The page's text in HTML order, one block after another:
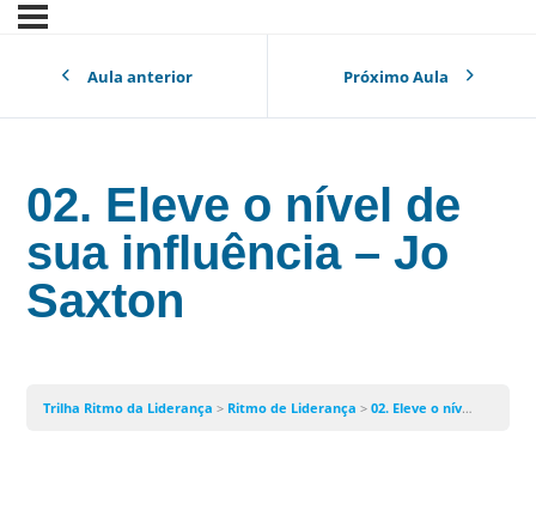
Aula anterior Próximo Aula
02. Eleve o nível de
sua influência – Jo
Saxton
Trilha Ritmo da Liderança Ritmo de Liderança 02. Eleve o nível de sua influência – Jo Saxton